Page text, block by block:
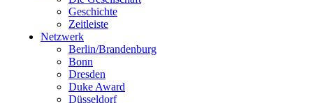
Geschichte
Zeitleiste
Netzwerk
Berlin/Brandenburg
Bonn
Dresden
Duke Award
Düsseldorf